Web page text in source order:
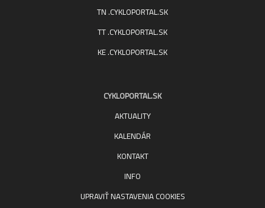
TN .CYKLOPORTAL.SK
TT .CYKLOPORTAL.SK
KE .CYKLOPORTAL.SK
CYKLOPORTAL.SK
AKTUALITY
KALENDÁR
KONTAKT
INFO
UPRAVIŤ NASTAVENIA COOKIES